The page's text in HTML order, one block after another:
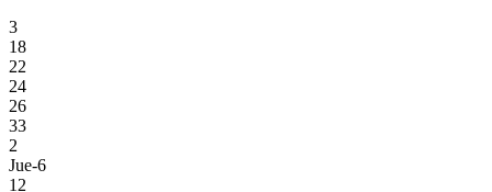
3
18
22
24
26
33
2
Jue-6
12